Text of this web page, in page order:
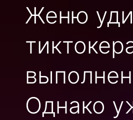
Женю
Однако